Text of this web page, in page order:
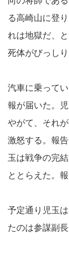
る高崎山に登
れは地獄だ、
死体がびっし
汽車に乗って
報が届いた。
やがて、それ
激怒する。報
玉は戦争の完
ととらえた。
予定通り児玉
たのは参謀副